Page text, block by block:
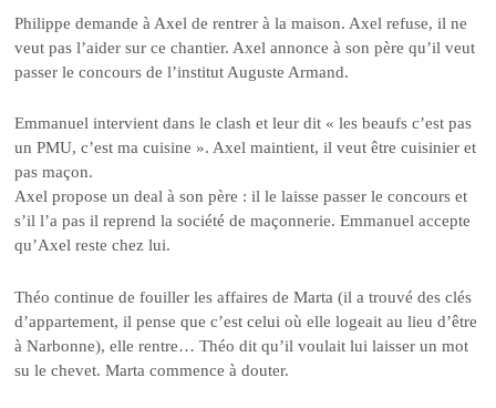
Philippe demande à Axel de rentrer à la maison. Axel refuse, il ne
veut pas l’aider sur ce chantier. Axel annonce à son père qu’il veut
passer le concours de l’institut Auguste Armand.
Emmanuel intervient dans le clash et leur dit « les beaufs c’est pas
un PMU, c’est ma cuisine ». Axel maintient, il veut être cuisinier et
pas maçon.
Axel propose un deal à son père : il le laisse passer le concours et
s’il l’a pas il reprend la société de maçonnerie. Emmanuel accepte
qu’Axel reste chez lui.
Théo continue de fouiller les affaires de Marta (il a trouvé des clés
d’appartement, il pense que c’est celui où elle logeait au lieu d’être
à Narbonne), elle rentre… Théo dit qu’il voulait lui laisser un mot
su le chevet. Marta commence à douter.